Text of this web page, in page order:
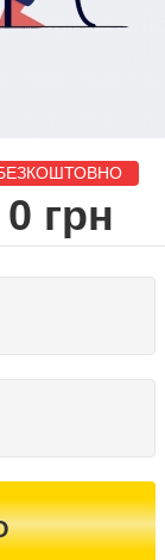
0 грн